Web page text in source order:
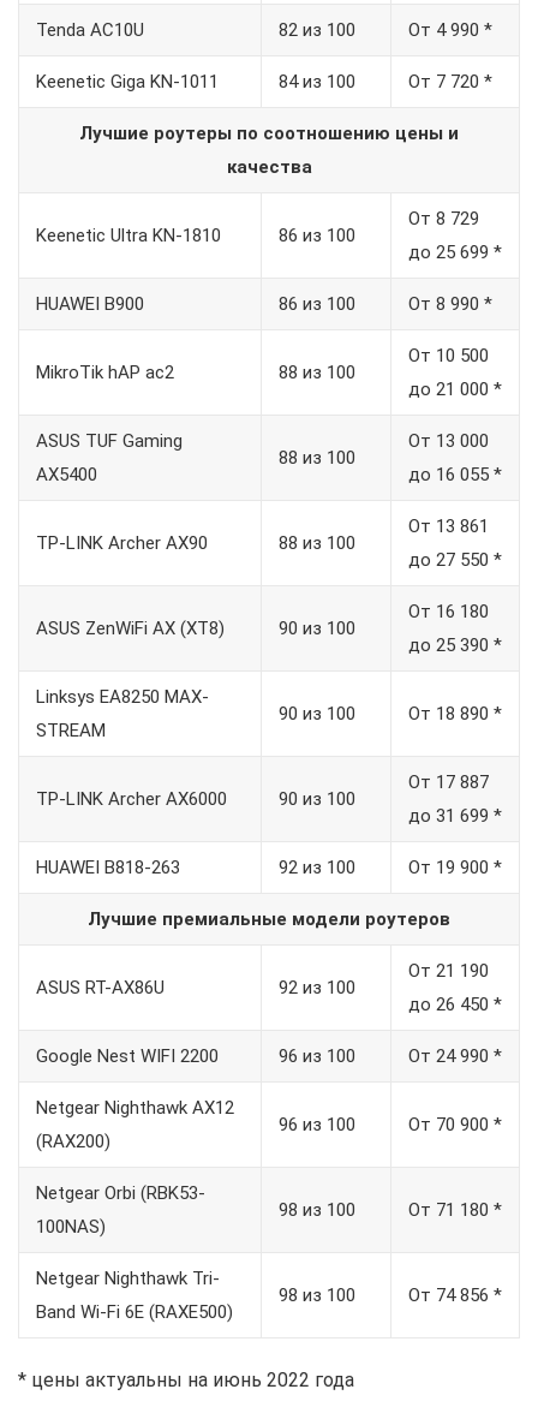
Tenda AC10U 82 из 100 От 4 990 *
Keenetic Giga KN-1011 84 из 100 От 7 720 *
Лучшие роутеры по соотношению цены и
качества
Keenetic Ultra KN-1810 86 из 100
От 8 729
до 25 699 *
HUAWEI B900 86 из 100 От 8 990 *
MikroTik hAP ac2 88 из 100
От 10 500
до 21 000 *
ASUS TUF Gaming
AX5400
88 из 100
От 13 000
до 16 055 *
TP-LINK Archer AX90 88 из 100
От 13 861
до 27 550 *
ASUS ZenWiFi AX (XT8) 90 из 100
От 16 180
до 25 390 *
Linksys EA8250 MAX-
STREAM
90 из 100 От 18 890 *
TP-LINK Archer AX6000 90 из 100
От 17 887
до 31 699 *
HUAWEI B818-263 92 из 100 От 19 900 *
Лучшие премиальные модели роутеров
ASUS RT-AX86U 92 из 100
От 21 190
до 26 450 *
Google Nest WIFI 2200 96 из 100 От 24 990 *
Netgear Nighthawk AX12
(RAX200)
96 из 100 От 70 900 *
Netgear Orbi (RBK53-
100NAS)
98 из 100 От 71 180 *
Netgear Nighthawk Tri-
Band Wi-Fi 6E (RAXE500)
98 из 100 От 74 856 *
* цены актуальны на июнь 2022 года